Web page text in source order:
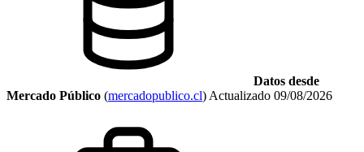
Datos desde
Mercado Público (mercadopublico.cl) Actualizado 09/08/2026